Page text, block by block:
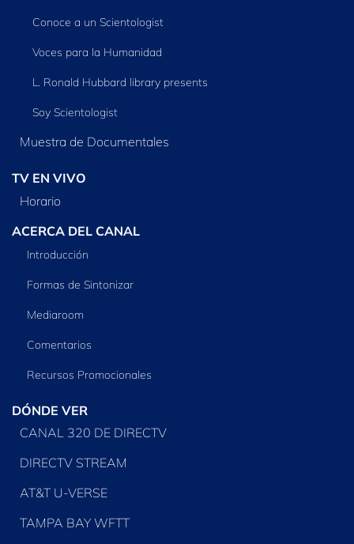
Conoce a un Scientologist
Voces para la Humanidad
L. Ronald Hubbard library presents
Soy Scientologist
Muestra de Documentales
TV EN VIVO
Horario
ACERCA DEL CANAL
Introducción
Formas de Sintonizar
Mediaroom
Comentarios
Recursos Promocionales
DÓNDE VER
CANAL 320 DE DIRECTV
DIRECTV STREAM
AT&T U-VERSE
TAMPA BAY WFTT